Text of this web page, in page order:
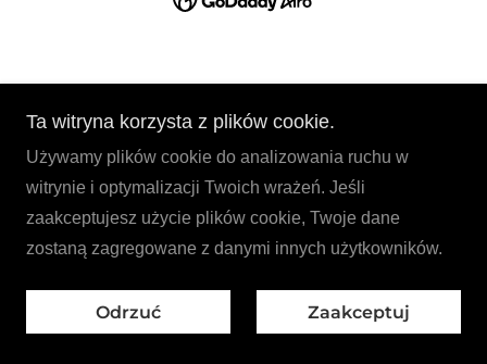
Ta witryna korzysta z plików cookie.
Używamy plików cookie do analizowania ruchu w
witrynie i optymalizacji Twoich wrażeń. Jeśli
zaakceptujesz użycie plików cookie, Twoje dane
zostaną zagregowane z danymi innych użytkowników.
Odrzuć Zaakceptuj